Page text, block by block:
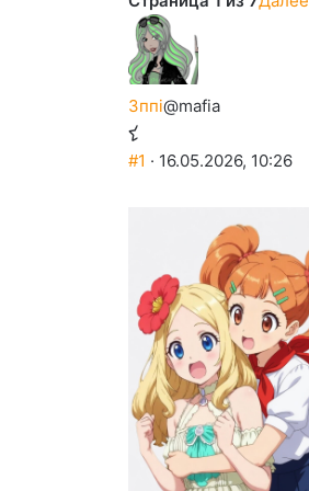
3ппi@mafia
#1 · 16.05.2026, 10:26